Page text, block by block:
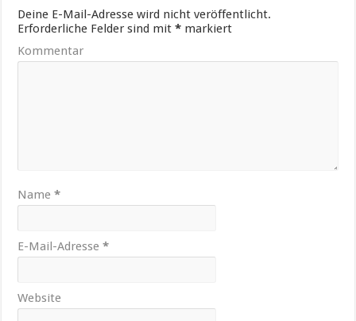
Deine E-Mail-Adresse wird nicht veröffentlicht.
Erforderliche Felder sind mit* markiert
Kommentar
Name*
E-Mail-Adresse*
Website